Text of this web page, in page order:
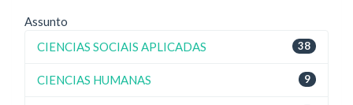
Assunto
38
CIENCIAS SOCIAIS APLICADAS
9
CIENCIAS HUMANAS